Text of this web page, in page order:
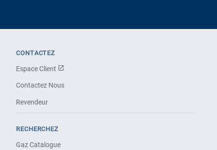
CONTACTEZ
Espace Client
Contactez Nous
Revendeur
RECHERCHEZ
Gaz Catalogue